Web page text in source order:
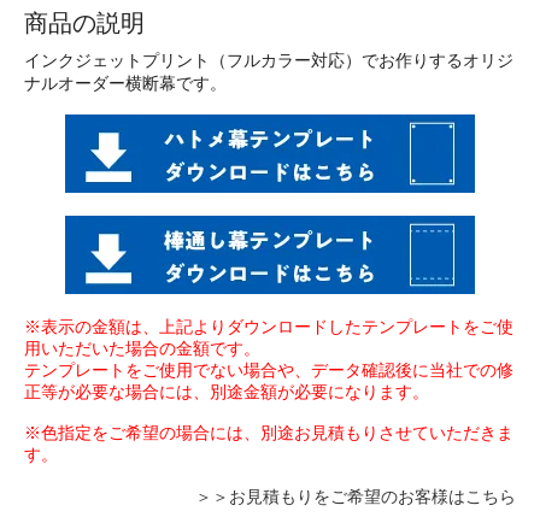
商品の説明
インクジェットプリント（フルカラー対応）でお作りするオリジ
ナルオーダー横断幕です。
※表示の金額は、上記よりダウンロードしたテンプレートをご使
用いただいた場合の金額です。
テンプレートをご使用でない場合や、データ確認後に当社での修
正等が必要な場合には、別途金額が必要になります。
※色指定をご希望の場合には、別途お見積もりさせていただきま
す。
＞＞お見積もりをご希望のお客様はこちら